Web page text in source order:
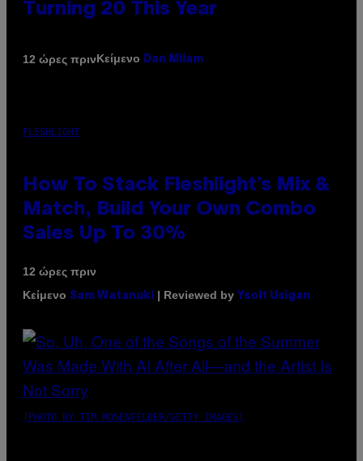
Turning 20 This Year
12 ώρες πρινΚείμενο Dan Milam
FLESHLIGHT
How To Stack Fleshlight’s Mix &
Match, Build Your Own Combo
Sales Up To 30%
12 ώρες πριν
Κείμενο Sam Watanuki | Reviewed by Ysolt Usigan
(PHOTO BY TIM MOSENFELDER/GETTY IMAGES)